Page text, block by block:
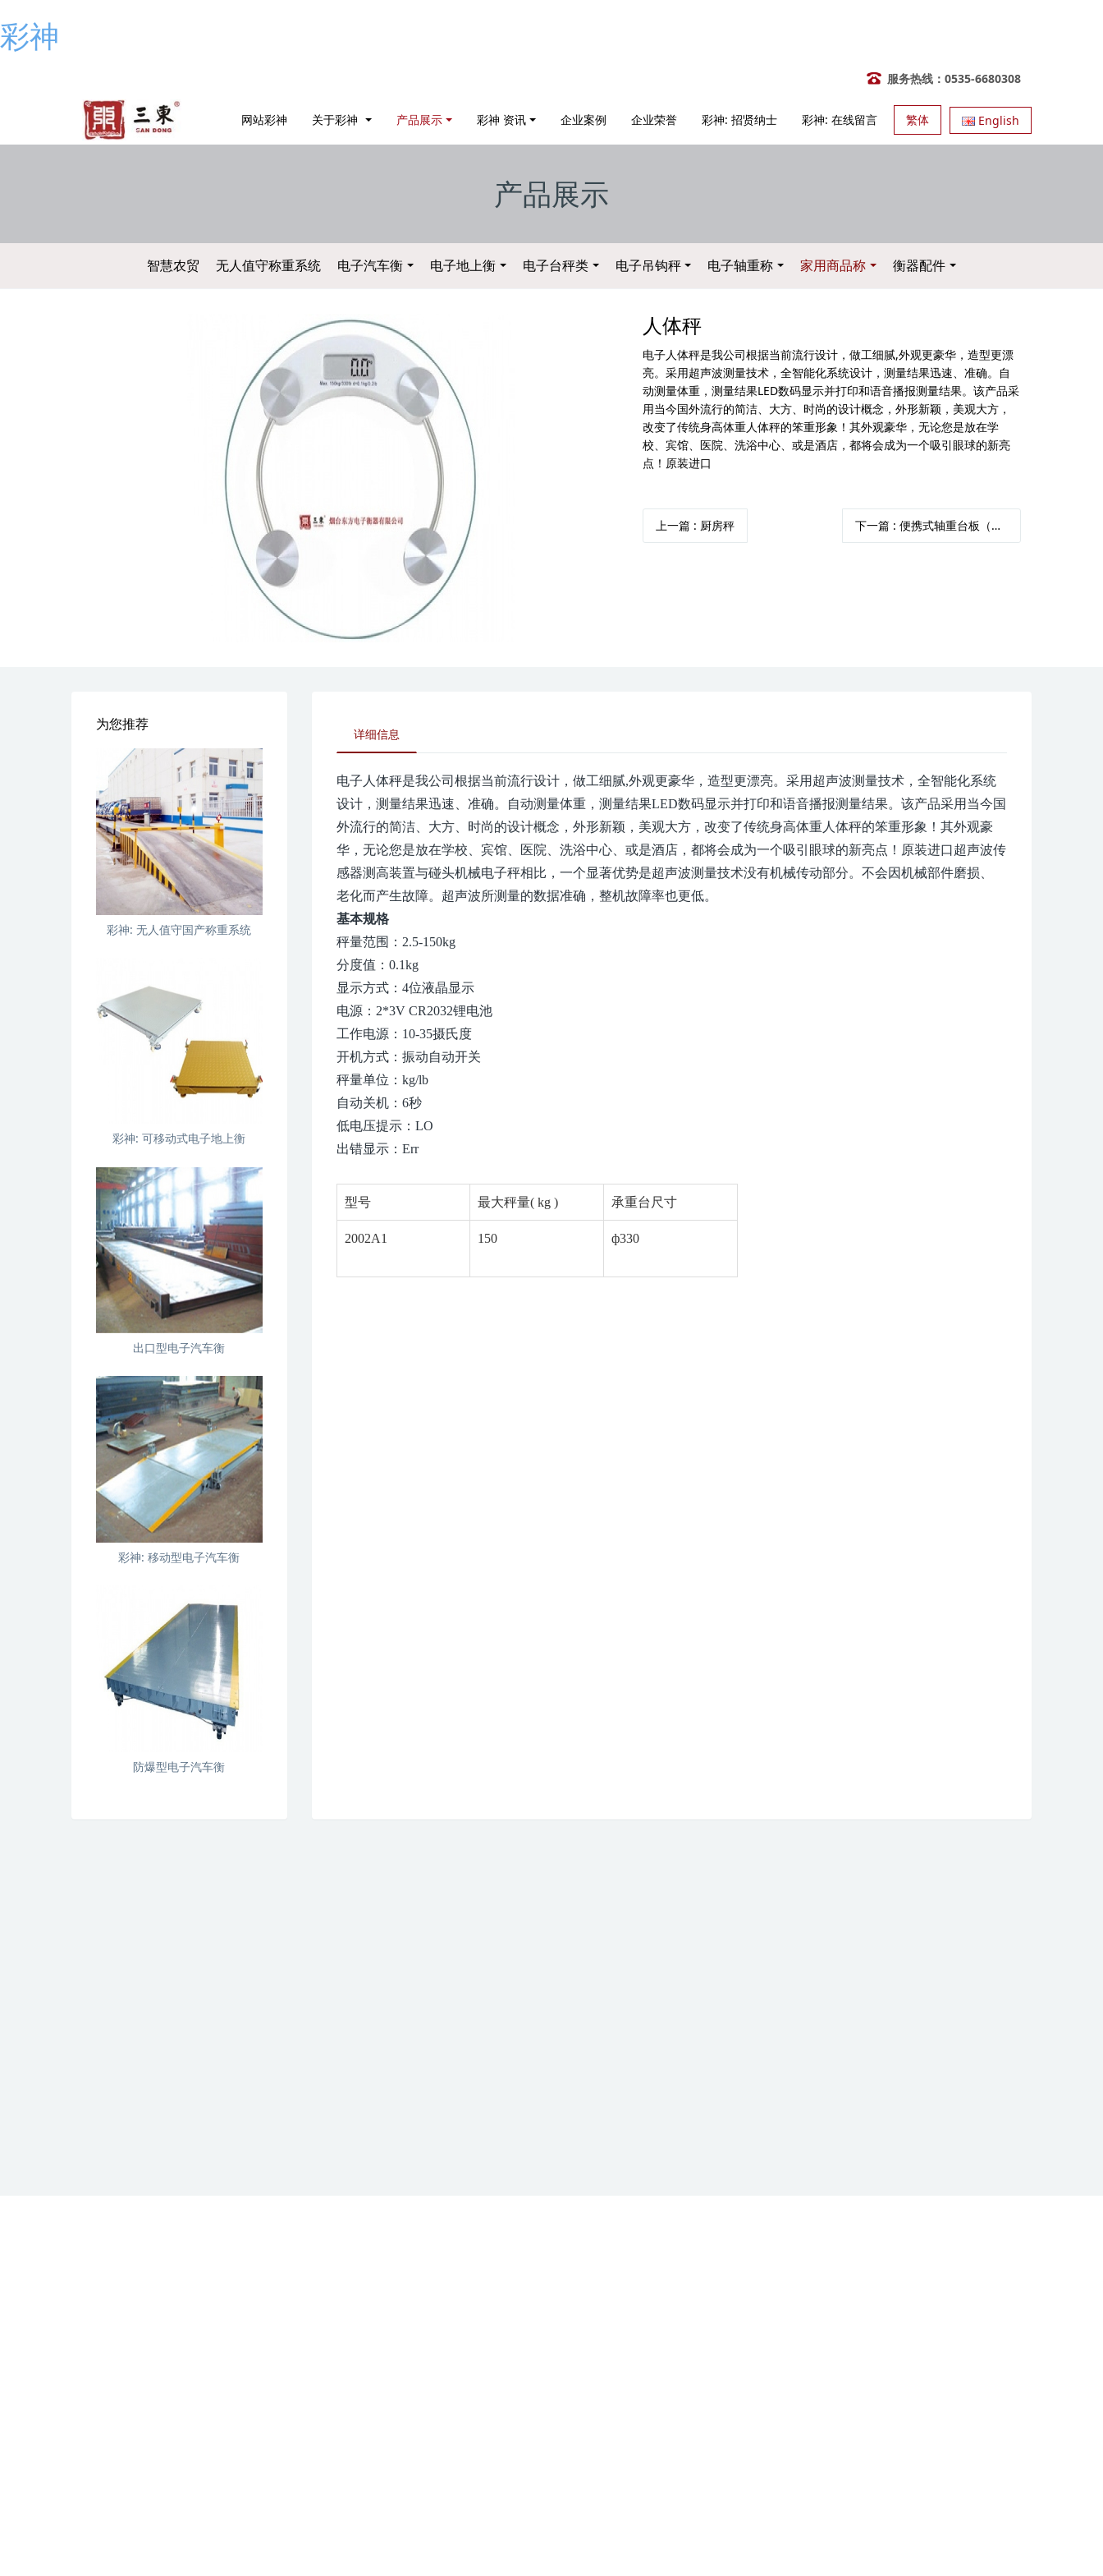
彩神
服务热线：0535-6680308
网站彩神 关于彩神 产品展示 彩神 资讯 企业案例 企业荣誉 彩神: 招贤纳士 彩神: 在线留言 繁体 English
产品展示
智慧农贸 无人值守称重系统 电子汽车衡 电子地上衡 电子台秤类 电子吊钩秤 电子轴重称 家用商品称 衡器配件
人体秤
电子人体秤是我公司根据当前流行设计，做工细腻,外观更豪华，造型更漂
亮。采用超声波测量技术，全智能化系统设计，测量结果迅速、准确。自
动测量体重，测量结果LED数码显示并打印和语音播报测量结果。该产品采
用当今国外流行的简洁、大方、时尚的设计概念，外形新颖，美观大方，
改变了传统身高体重人体秤的笨重形象！其外观豪华，无论您是放在学
校、宾馆、医院、洗浴中心、或是酒店，都将会成为一个吸引眼球的新亮
点！原装进口
上一篇 : 厨房秤 下一篇 : 便携式轴重台板（分体式）
详细信息
电子人体秤是我公司根据当前流行设计，做工细腻,外观更豪华，造型更漂亮。采用超声波测量技术，全智能化系统
设计，测量结果迅速、准确。自动测量体重，测量结果LED数码显示并打印和语音播报测量结果。该产品采用当今国
外流行的简洁、大方、时尚的设计概念，外形新颖，美观大方，改变了传统身高体重人体秤的笨重形象！其外观豪
华，无论您是放在学校、宾馆、医院、洗浴中心、或是酒店，都将会成为一个吸引眼球的新亮点！原装进口超声波传
感器测高装置与碰头机械电子秤相比，一个显著优势是超声波测量技术没有机械传动部分。不会因机械部件磨损、
老化而产生故障。超声波所测量的数据准确，整机故障率也更低。
基本规格
秤量范围：2.5-150kg
分度值：0.1kg
显示方式：4位液晶显示
电源：2*3V CR2032锂电池
工作电源：10-35摄氏度
开机方式：振动自动开关
秤量单位：kg/lb
自动关机：6秒
低电压提示：LO
出错显示：Err
型号 最大秤量( kg ) 承重台尺寸
2002A1 150 ф330
为您推荐
彩神:无人值守国产称重系统
彩神:可移动式电子地上衡
出口型电子汽车衡
彩神:移动型电子汽车衡
防爆型电子汽车衡